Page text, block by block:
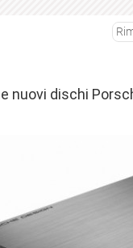
nuovi dischi